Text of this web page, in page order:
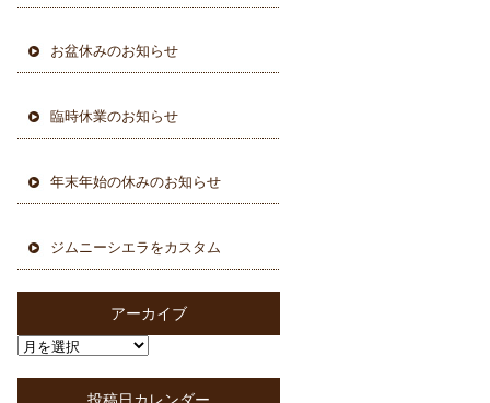
お盆休みのお知らせ
臨時休業のお知らせ
年末年始の休みのお知らせ
ジムニーシエラをカスタム
アーカイブ